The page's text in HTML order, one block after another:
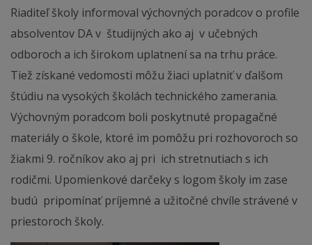
Riaditeľ školy informoval výchovných poradcov o profile
absolventov DA v študijných ako aj v učebných
odboroch a ich širokom uplatnení sa na trhu práce.
Tiež získané vedomosti môžu žiaci uplatniť v ďalšom
štúdiu na vysokých školách technického zamerania.
Výchovným poradcom boli poskytnuté propagačné
materiály o škole, ktoré im pomôžu pri rozhovoroch so
žiakmi 9. ročníkov ako aj pri ich stretnutiach s ich
rodičmi. Upomienkové darčeky s logom školy im zase
budú pripomínať príjemné a užitočné chvíle strávené v
priestoroch školy.